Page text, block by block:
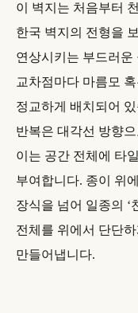
이 벽지는 처음부터
한국 벽지의 전형을
연상시키는 부드러운
교차점마다 마름모
정교하게 배치되어
반복은 대각선 방향
이는 공간 전체에 타
부여합니다. 종이 위
장식을 넘어 일종의 ‘
전체를 위에서 단단
만들어냅니다.